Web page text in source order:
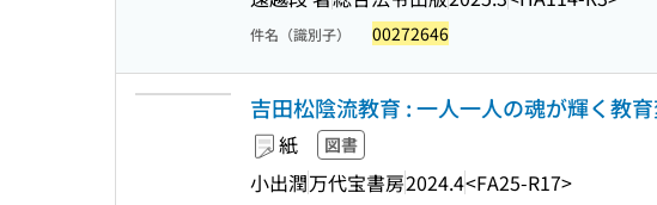
件名（識別子） 00272646
吉田松陰流教育 : 一人一人の魂が輝く教
紙 図書
小出潤万代宝書房2024.4<FA25-R17>